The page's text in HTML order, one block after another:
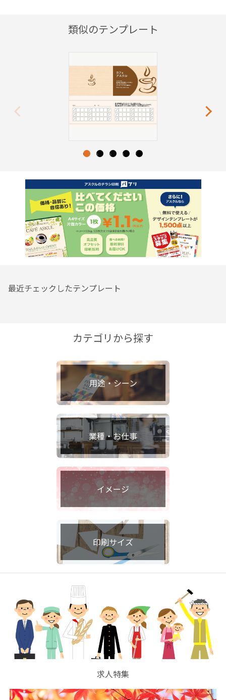
類似のテンプレート
Next
1 2 3 4 5
最近チェックしたテンプレート
カテゴリから探す
用途・シーン
業種・お仕事
イメージ
印刷サイズ
求人特集